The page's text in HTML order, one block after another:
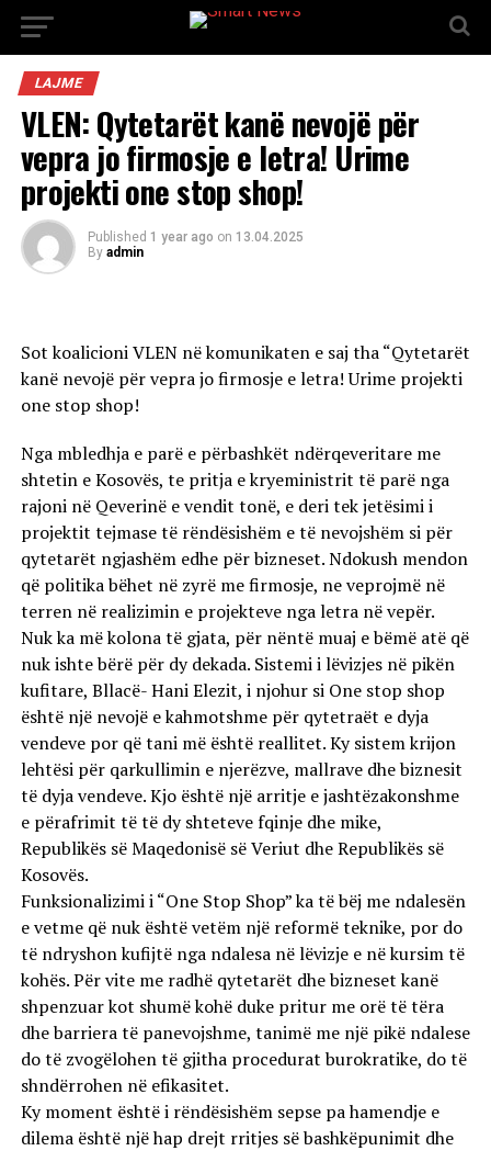
LAJME
VLEN: Qytetarët kanë nevojë për
vepra jo firmosje e letra! Urime
projekti one stop shop!
Published 1 year ago on 13.04.2025
By admin
Sot koalicioni VLEN në komunikaten e saj tha “Qytetarët
kanë nevojë për vepra jo firmosje e letra! Urime projekti
one stop shop!
Nga mbledhja e parë e përbashkët ndërqeveritare me
shtetin e Kosovës, te pritja e kryeministrit të parë nga
rajoni në Qeverinë e vendit tonë, e deri tek jetësimi i
projektit tejmase të rëndësishëm e të nevojshëm si për
qytetarët ngjashëm edhe për bizneset. Ndokush mendon
që politika bëhet në zyrë me firmosje, ne veprojmë në
terren në realizimin e projekteve nga letra në vepër.
Nuk ka më kolona të gjata, për nëntë muaj e bëmë atë që
nuk ishte bërë për dy dekada. Sistemi i lëvizjes në pikën
kufitare, Bllacë- Hani Elezit, i njohur si One stop shop
është një nevojë e kahmotshme për qytetraët e dyja
vendeve por që tani më është reallitet. Ky sistem krijon
lehtësi për qarkullimin e njerëzve, mallrave dhe biznesit
të dyja vendeve. Kjo është një arritje e jashtëzakonshme
e përafrimit të të dy shteteve fqinje dhe mike,
Republikës së Maqedonisë së Veriut dhe Republikës së
Kosovës.
Funksionalizimi i “One Stop Shop” ka të bëj me ndalesën
e vetme që nuk është vetëm një reformë teknike, por do
të ndryshon kufijtë nga ndalesa në lëvizje e në kursim të
kohës. Për vite me radhë qytetarët dhe bizneset kanë
shpenzuar kot shumë kohë duke pritur me orë të tëra
dhe barriera të panevojshme, tanimë me një pikë ndalese
do të zvogëlohen të gjitha procedurat burokratike, do të
shndërrohen në efikasitet.
Ky moment është i rëndësishëm sepse pa hamendje e
dilema është një hap drejt rritjes së bashkëpunimit dhe